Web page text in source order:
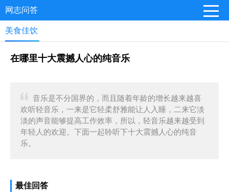
网志问答
美食佳饮
在哪里十大震撼人心的纯音乐
音乐是不分国界的，而且随着年龄的增长越来越喜
欢听轻音乐，一来是它轻柔舒雅能让人入睡，二来它淡
淡的声音能够提高工作效率，所以，轻音乐越来越受到
年轻人的欢迎。下面一起聆听下十大震撼人心的纯音
乐。
最佳回答